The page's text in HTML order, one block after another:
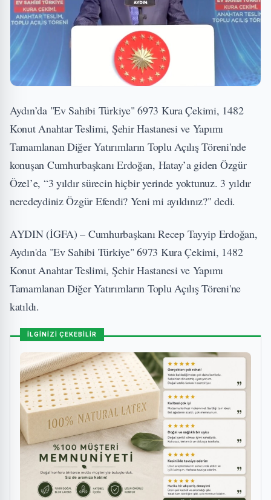
Aydın’da "Ev Sahibi Türkiye" 6973 Kura Çekimi, 1482
Konut Anahtar Teslimi, Şehir Hastanesi ve Yapımı
Tamamlanan Diğer Yatırımların Toplu Açılış Töreni'nde
konuşan Cumhurbaşkanı Erdoğan, Hatay’a giden Özgür
Özel’e, “3 yıldır sürecin hiçbir yerinde yoktunuz. 3 yıldır
neredeydiniz Özgür Efendi? Yeni mi ayıldınız?" dedi.
AYDIN (İGFA) – Cumhurbaşkanı Recep Tayyip Erdoğan,
Aydın'da "Ev Sahibi Türkiye" 6973 Kura Çekimi, 1482
Konut Anahtar Teslimi, Şehir Hastanesi ve Yapımı
Tamamlanan Diğer Yatırımların Toplu Açılış Töreni'ne
katıldı.
İLGİNİZİ ÇEKEBİLİR